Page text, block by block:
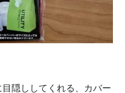
隠ししてくれる、カバー